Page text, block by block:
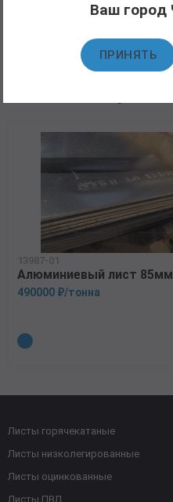
реализации своих
13987-01
Алюминиевый лист 85мм
490000 ₽/тонна
Листы горячекатаные
Листы низколегированные
Листы оцинкованные
Листы ПВЛ
Ваш город
ПРИНЯТЬ